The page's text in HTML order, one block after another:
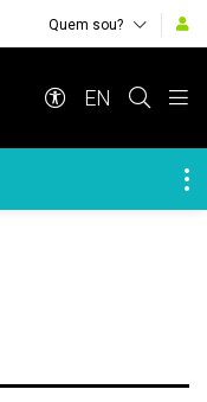
Quem sou?
EN